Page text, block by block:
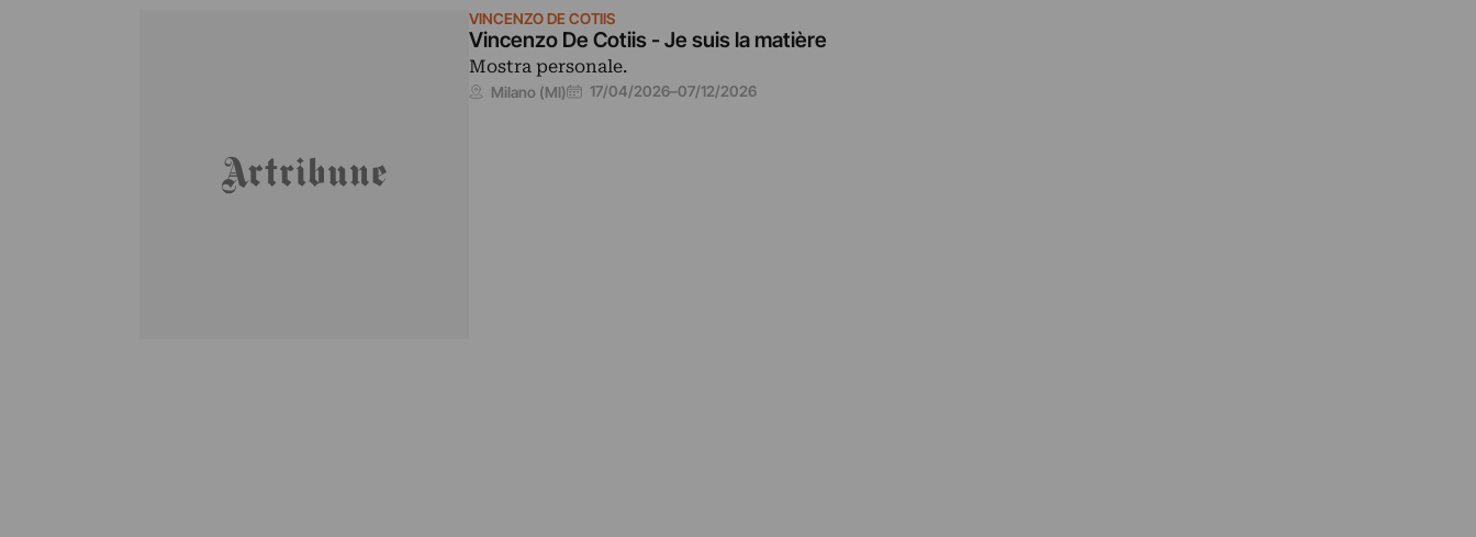
VINCENZO DE COTIIS
Vincenzo De Cotiis - Je suis la matière
Mostra personale.
Milano (MI) 17/04/2026–07/12/2026